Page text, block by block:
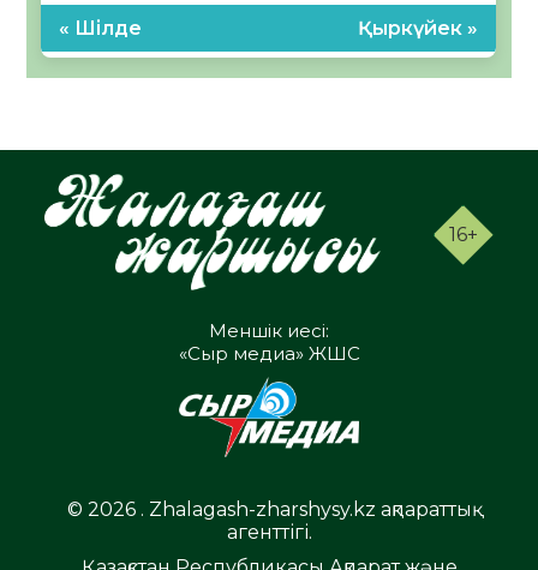
« Шілде Қыркүйек »
16+
Меншік иесі:
«Сыр медиа» ЖШС
© 2026 . Zhalagash-zharshysy.kz ақпараттық
агенттігі.